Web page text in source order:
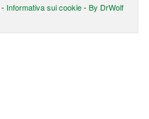
- Informativa sui cookie- By DrWolf